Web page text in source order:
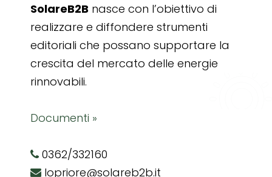
SolareB2B nasce con l’obiettivo di
realizzare e diffondere strumenti
editoriali che possano supportare la
crescita del mercato delle energie
rinnovabili.
Documenti »
0362/332160
lopriore@solareb2b.it